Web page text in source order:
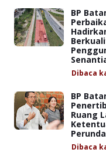
BP
Dibaca
BP
Ruang
Dibaca